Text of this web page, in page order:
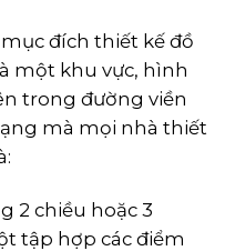
mục đích thiết kế đồ
một khu vực, hình
trong đường viền
mà mọi nhà thiết
2 chiều hoặc 3
tập hợp các điểm